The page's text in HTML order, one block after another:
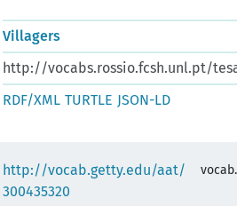
Villagers
http://vocabs.rossio.fcsh.unl.pt/
RDF/XML TURTLE JSON-LD
http://vocab.getty.edu/aat/
300435320